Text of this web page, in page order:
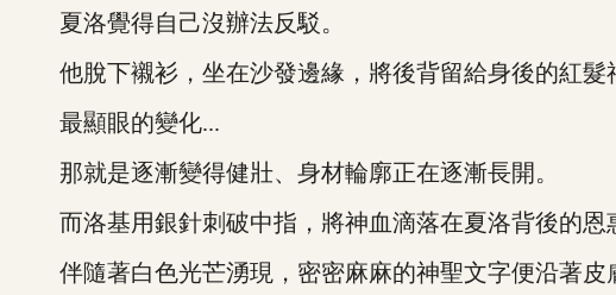
夏洛覺得自己沒辦法反駁。
他脫下襯衫，坐在沙發邊緣，將後背留給身後的紅髮
最顯眼的變化...
那就是逐漸變得健壯、身材輪廓正在逐漸長開。
而洛基用銀針刺破中指，將神血滴落在夏洛背後的恩
伴隨著白色光芒湧現，密密麻麻的神聖文字便沿著皮